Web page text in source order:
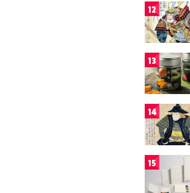
12
13
14
15